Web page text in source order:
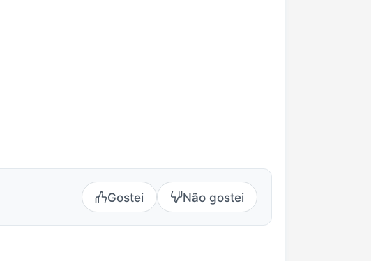
Gostei Não gostei